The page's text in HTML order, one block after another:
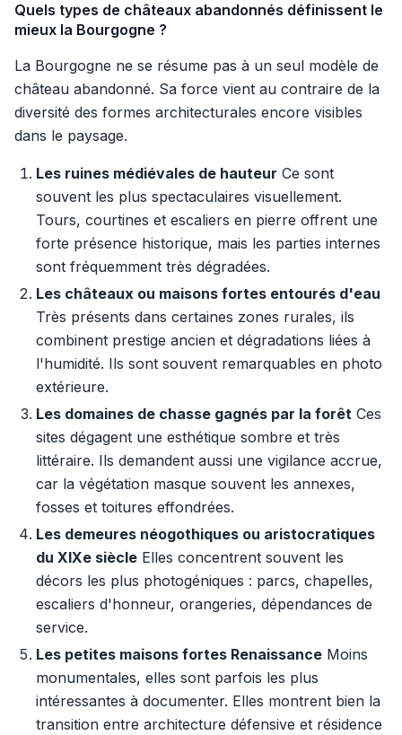
Quels types de châteaux abandonnés définissent le
mieux la Bourgogne ?
La Bourgogne ne se résume pas à un seul modèle de
château abandonné. Sa force vient au contraire de la
diversité des formes architecturales encore visibles
dans le paysage.
Les ruines médiévales de hauteur Ce sont
souvent les plus spectaculaires visuellement.
Tours, courtines et escaliers en pierre offrent une
forte présence historique, mais les parties internes
sont fréquemment très dégradées.
Les châteaux ou maisons fortes entourés d'eau
Très présents dans certaines zones rurales, ils
combinent prestige ancien et dégradations liées à
l'humidité. Ils sont souvent remarquables en photo
extérieure.
Les domaines de chasse gagnés par la forêt Ces
sites dégagent une esthétique sombre et très
littéraire. Ils demandent aussi une vigilance accrue,
car la végétation masque souvent les annexes,
fosses et toitures effondrées.
Les demeures néogothiques ou aristocratiques
du XIXe siècle Elles concentrent souvent les
décors les plus photogéniques : parcs, chapelles,
escaliers d'honneur, orangeries, dépendances de
service.
Les petites maisons fortes Renaissance Moins
monumentales, elles sont parfois les plus
intéressantes à documenter. Elles montrent bien la
transition entre architecture défensive et résidence